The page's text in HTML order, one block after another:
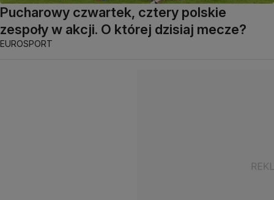
Pucharowy czwartek, cztery polskie
zespoły w akcji. O której dzisiaj mecze?
EUROSPORT